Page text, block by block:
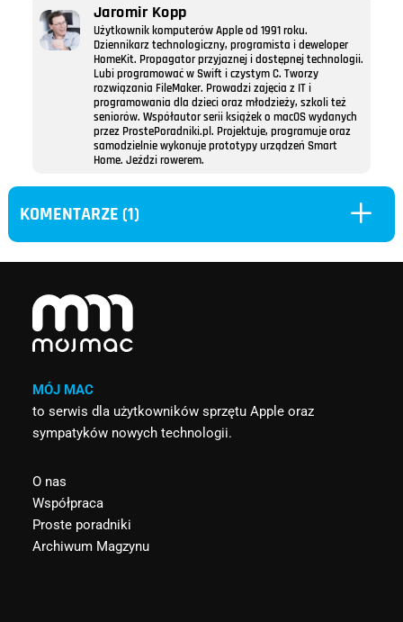
Jaromir Kopp
Użytkownik komputerów Apple od 1991 roku.
Dziennikarz technologiczny, programista i deweloper
HomeKit. Propagator przyjaznej i dostępnej technologii.
Lubi programować w Swift i czystym C. Tworzy
rozwiązania FileMaker. Prowadzi zajęcia z IT i
programowania dla dzieci oraz młodzieży, szkoli też
seniorów. Współautor serii książek o macOS wydanych
przez ProstePoradniki.pl. Projektuje, programuje oraz
samodzielnie wykonuje prototypy urządzeń Smart
Home. Jeździ rowerem.
KOMENTARZE (1) L
MÓJ MAC
to serwis dla użytkowników sprzętu Apple oraz
sympatyków nowych technologii.
O nas
Współpraca
Proste poradniki
Archiwum Magzynu